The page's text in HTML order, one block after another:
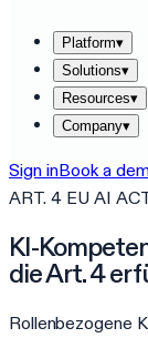
Platform▾
Solutions▾
Resources▾
Company▾
Sign inBook a
ART. 4 EU AI
KI-
die Art. 4
Rollenbezogene